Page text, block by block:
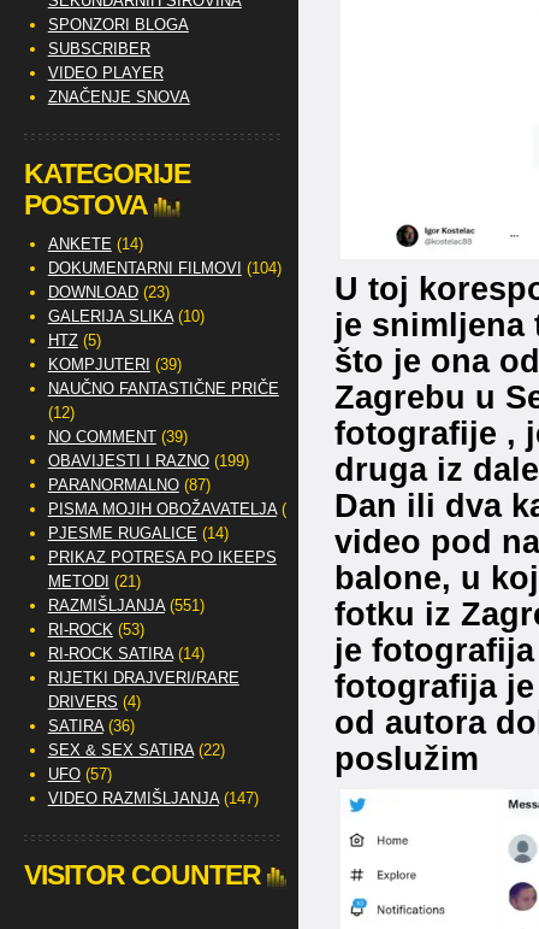
U toj
je
što je ona
Zagrebu u
fotografije ,
druga iz
Dan ili dva
video pod
balone, u
fotku iz
je
fotografija
od autora
poslužim
SPONZORI BLOGA
SUBSCRIBER
VIDEO PLAYER
ZNAČENJE SNOVA
KATEGORIJE
POSTOVA
ANKETE (14)
DOKUMENTARNI FILMOVI (104)
DOWNLOAD(23)
GALERIJA SLIKA(10)
HTZ(5)
KOMPJUTERI (39)
NAUČNO FANTASTIČNE PRIČE
(12)
NO COMMENT(39)
OBAVIJESTI I RAZNO(199)
PARANORMALNO(87)
PISMA MOJIH OBOŽAVATELJA(2)
PJESME RUGALICE (14)
PRIKAZ POTRESA PO IKEEPS
METODI (21)
RAZMIŠLJANJA(551)
RI-ROCK(53)
RI-ROCK SATIRA(14)
RIJETKI DRAJVERI/RARE
DRIVERS (4)
SATIRA(36)
SEX & SEX SATIRA(22)
UFO(57)
VIDEO RAZMIŠLJANJA(147)
VISITOR COUNTER